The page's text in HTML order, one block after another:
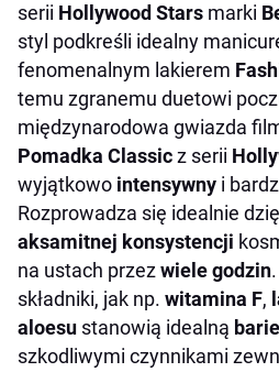
serii Hollywood Stars marki
styl podkreśli idealny
fenomenalnym lakierem
temu zgranemu duetowi
międzynarodowa gwiazda
Pomadka Classicz serii
wyjątkowo intensywny i
Rozprowadza się idealnie
aksamitnej konsystencji
na ustach przezwiele godzin
składniki, jak np. witamina F,
aloesu stanowią idealną
szkodliwymi czynnikami